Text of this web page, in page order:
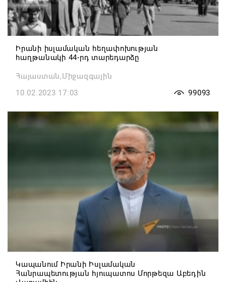
Իրանի իսլամական հեղափոխության
հաղթանակի 44-րդ տարեդարձը
Հայաստան,Միջազգային
10.02.2023 17:03
99093
Կապանում Իրանի Իսլամական
Հանրապետության հյուպատոս Մորթեզա Աբեդին